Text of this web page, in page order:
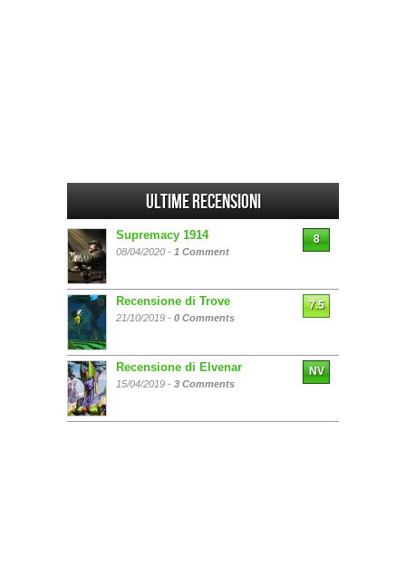
Ultime Recensioni
Supremacy 1914
08/04/2020 - 1 Comment
8
Recensione di Trove
21/10/2019 - 0 Comments
7.5
Recensione di Elvenar
15/04/2019 - 3 Comments
NV